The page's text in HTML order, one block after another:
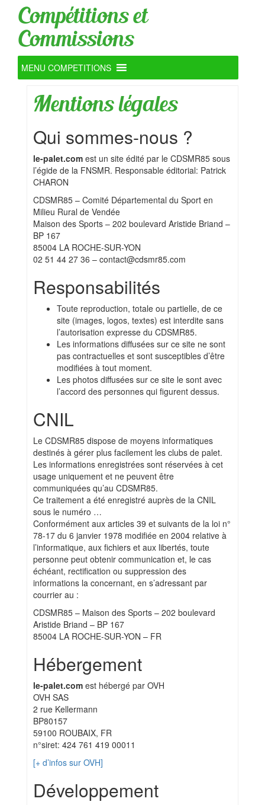
Compétitions et
Commissions
MENU COMPETITIONS
Mentions légales
Qui sommes-nous ?
le-palet.com est un site édité par le CDSMR85 sous
l’égide de la FNSMR. Responsable éditorial: Patrick
CHARON
CDSMR85 – Comité Départemental du Sport en
Milieu Rural de Vendée
Maison des Sports – 202 boulevard Aristide Briand –
BP 167
85004 LA ROCHE-SUR-YON
02 51 44 27 36 – contact@cdsmr85.com
Responsabilités
Toute reproduction, totale ou partielle, de ce
site (images, logos, textes) est interdite sans
l’autorisation expresse du CDSMR85.
Les informations diffusées sur ce site ne sont
pas contractuelles et sont susceptibles d’être
modifiées à tout moment.
Les photos diffusées sur ce site le sont avec
l’accord des personnes qui figurent dessus.
CNIL
Le CDSMR85 dispose de moyens informatiques
destinés à gérer plus facilement les clubs de palet.
Les informations enregistrées sont réservées à cet
usage uniquement et ne peuvent être
communiquées qu’au CDSMR85.
Ce traitement a été enregistré auprès de la CNIL
sous le numéro …
Conformément aux articles 39 et suivants de la loi n°
78-17 du 6 janvier 1978 modifiée en 2004 relative à
l’informatique, aux fichiers et aux libertés, toute
personne peut obtenir communication et, le cas
échéant, rectification ou suppression des
informations la concernant, en s’adressant par
courrier au :
CDSMR85 – Maison des Sports – 202 boulevard
Aristide Briand – BP 167
85004 LA ROCHE-SUR-YON – FR
Hébergement
le-palet.com est hébergé par OVH
OVH SAS
2 rue Kellermann
BP80157
59100 ROUBAIX, FR
n°siret: 424 761 419 00011
[+ d’infos sur OVH]
Développement